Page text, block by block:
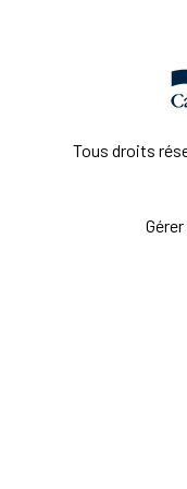
Tous droits